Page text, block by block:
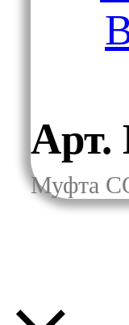
Муфта